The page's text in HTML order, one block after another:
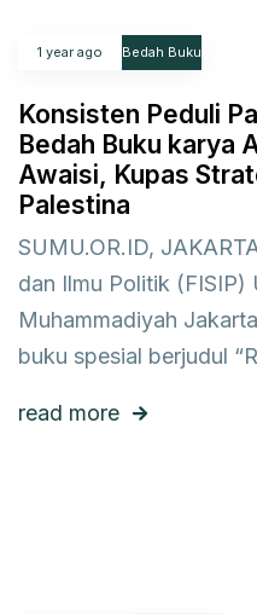
1 year ago Bedah Buku
Konsisten Peduli
Bedah Buku karya
Awaisi, Kupas
Palestina
SUMU.OR.ID,
dan Ilmu Politik (FISIP)
Muhammadiyah
buku spesial berjudul
read more